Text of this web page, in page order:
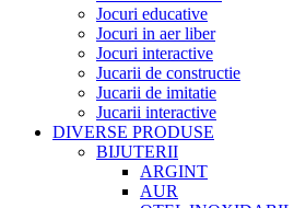
Jocuri educative
Jocuri in aer liber
Jocuri interactive
Jucarii de constructie
Jucarii de imitatie
Jucarii interactive
DIVERSE PRODUSE
BIJUTERII
ARGINT
AUR